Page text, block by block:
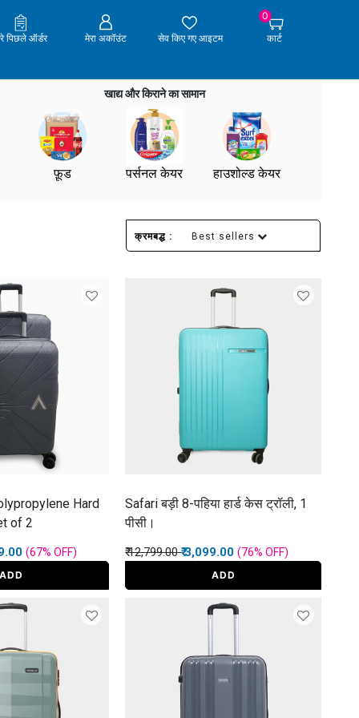
पिछले ऑर्डर मेरा अकॉउंट सेव किए गए आइटम
0
कार्ट
खाद्य और किराने का सामान
फ़ूड पर्सनल केयर हाउशोल्ड केयर
क्रमबद्ध : Best sellers
Hard
of 2
(67% OFF)
ADD
Safari बड़ी 8-पहिया हार्ड केस ट्रॉली, 1
पीसी।
Price reduced from
₹ 12,799.00to
₹ 3,099.00(76%OFF)
ADD